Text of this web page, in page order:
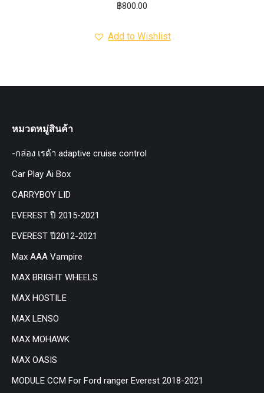
฿800.00
Add to Wishlist
หมวดหมู่สินค้า
-กล่อง เรด้า adaptive cruise control
Car Play Ai Box
CARRYBOY LID
EVEREST ปี 2015-2021
EVEREST ปี2012-2021
Max AAA Vampire
MAX BRIGHT WHEELS
MAX HOSTILE
MAX LENSO
MAX MOHAWK
MAX OASIS
MODULE CCM For Ford ranger Everest 2018-2021